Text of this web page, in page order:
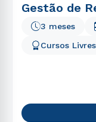
Gestão de
Cursos Livres
3 meses